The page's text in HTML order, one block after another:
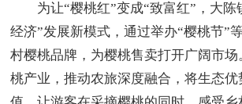
为让“樱桃红”变成“致富红”，大陈
经济”发展新模式，通过举办“樱桃节”
村樱桃品牌，为樱桃售卖打开广阔市
桃产业，推动农旅深度融合，将生态